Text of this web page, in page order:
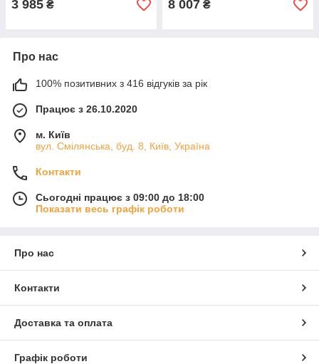
3 985 ₴ 8 007 ₴
Про нас
100% позитивних з 416 відгуків за рік
Працює з 26.10.2020
м. Київ
вул. Смілянська, буд. 8, Київ, Україна
Контакти
Сьогодні працює з 09:00 до 18:00
Показати весь графік роботи
Про нас
Контакти
Доставка та оплата
Графік роботи